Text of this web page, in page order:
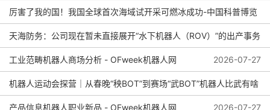
厉害了我的国！我国全球首次海域试开采可燃冰成功-中国科普博览
2026-08-04
天海防务：公司现在暂未直接展开“水下机器人（ROV）”的出产事务
2026-08-01
工业范畴机器人商场分析 - OFweek机器人网 2026-07-27
机器人运动会探营｜从春晚“秧BOT”到赛场“武BOT”机器人比武有啥
看头？
产品信息机器人职业新品 - OFweek机器人网 2026-07-27